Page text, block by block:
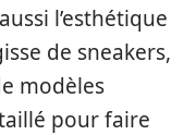
l’esthétique
de sneakers,
modèles
pour faire